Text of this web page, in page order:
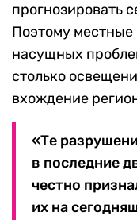
прогнозировать
Поэтому
насущных
столько
вхождение
«Те
в последние
честно
их на